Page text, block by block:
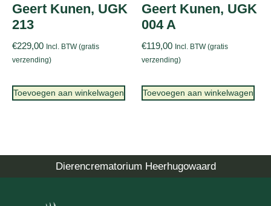
Geert Kunen, UGK
213
€229,00 Incl. BTW (gratis
verzending)
Toevoegen aan winkelwagen
Geert Kunen, UGK
004 A
€119,00 Incl. BTW (gratis
verzending)
Toevoegen aan winkelwagen
Dierencrematorium Heerhugowaard